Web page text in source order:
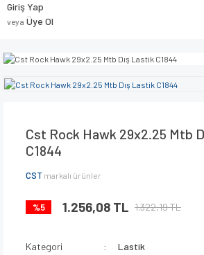
Giriş Yap
veya Üye Ol
Cst Rock Hawk 29x2.25 Mtb
C1844
CST markalı ürünler
%5 1.256,08 TL 1.322,19 TL
Kategori
Lastik